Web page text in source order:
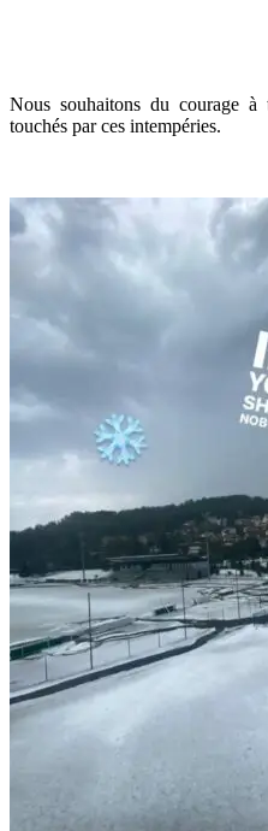
Nous souhaitons du courage
touchés par ces intempéries.